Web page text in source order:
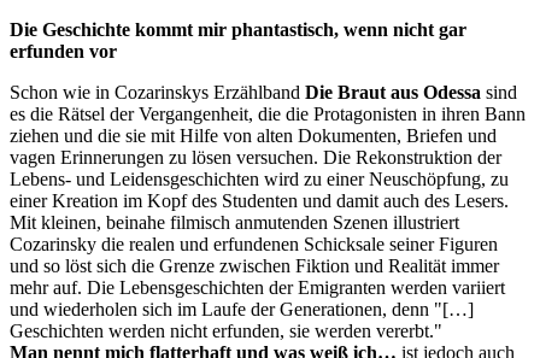
Die Geschichte kommt mir phantastisch, wenn nicht gar
erfunden vor
Schon wie in Cozarinskys Erzählband Die Braut aus Odessa sind
es die Rätsel der Vergangenheit, die die Protagonisten in ihren Bann
ziehen und die sie mit Hilfe von alten Dokumenten, Briefen und
vagen Erinnerungen zu lösen versuchen. Die Rekonstruktion der
Lebens- und Leidensgeschichten wird zu einer Neuschöpfung, zu
einer Kreation im Kopf des Studenten und damit auch des Lesers.
Mit kleinen, beinahe filmisch anmutenden Szenen illustriert
Cozarinsky die realen und erfundenen Schicksale seiner Figuren
und so löst sich die Grenze zwischen Fiktion und Realität immer
mehr auf. Die Lebensgeschichten der Emigranten werden variiert
und wiederholen sich im Laufe der Generationen, denn "[…]
Geschichten werden nicht erfunden, sie werden vererbt."
Man nennt mich flatterhaft und was weiß ich… ist jedoch auch